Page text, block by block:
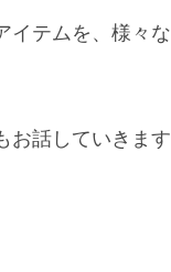
イテムを、様々
話していきま